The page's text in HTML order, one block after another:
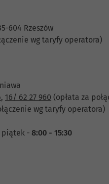
604 Rzeszów
wg taryfy operatora)
, 16/ 62 27 960 (opłata za
wg taryfy operatora)
piątek - 8:00 - 15:30